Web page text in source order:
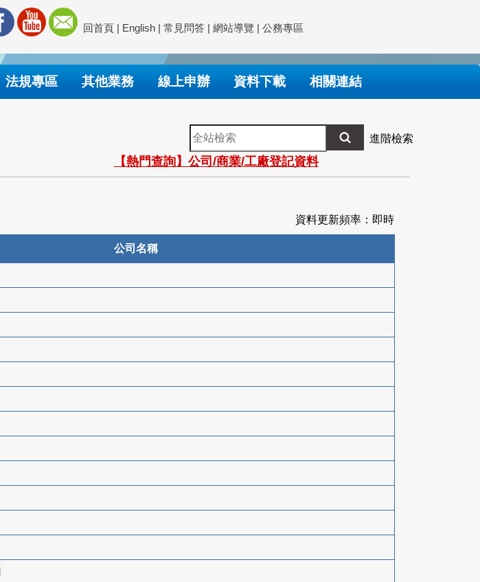
回首頁 | English | 常見問答 | 網站導覽 | 公務專區
法規專區 其他業務 線上申辦 資料下載 相關連結
全
站
檢
索
進階檢索
【熱門查詢】公司/商業/工廠登記資料
資料更新頻率：即時
公司名稱